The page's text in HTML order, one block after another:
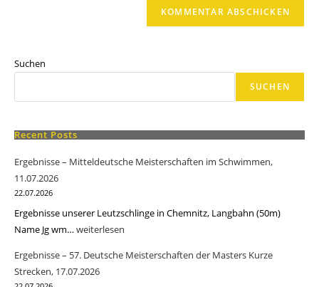
Suchen
SUCHEN
Recent Posts
Ergebnisse – Mitteldeutsche Meisterschaften im Schwimmen,
11.07.2026
22.07.2026
Ergebnisse unserer Leutzschlinge in Chemnitz, Langbahn (50m)
Name Jg wm…Ergebnisse
weiterlesen
Ergebnisse – 57. Deutsche Meisterschaften der Masters Kurze
Strecken, 17.07.2026